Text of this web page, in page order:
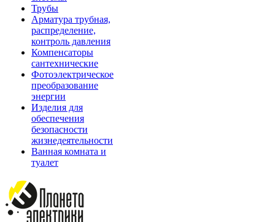
Трубы
Арматура трубная,
распределение,
контроль давления
Компенсаторы
сантехнические
Фотоэлектрическое
преобразование
энергии
Изделия для
обеспечения
безопасности
жизнедеятельности
Ванная комната и
туалет